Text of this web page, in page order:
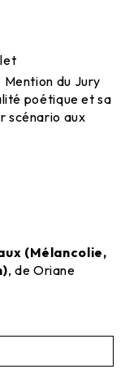
du Jury
poétique et sa
scénario aux
(Mélancolie,
, de Oriane